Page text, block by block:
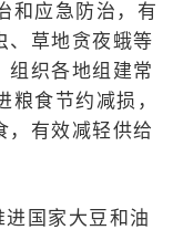
和应急防治，有
、草地贪夜蛾等
组织各地组建常
粮食节约减损，
，有效减轻供给
国家大豆和油